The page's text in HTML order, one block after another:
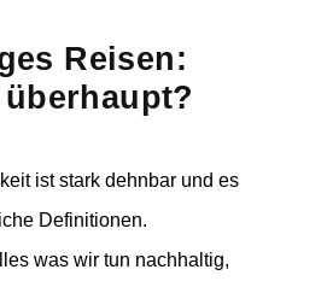
Reisen:
ist stark dehnbar und es
Definitionen.
was wir tun nachhaltig,